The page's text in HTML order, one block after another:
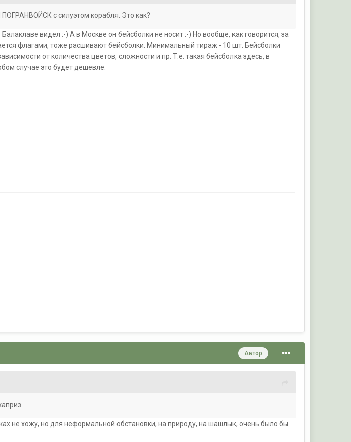
с силуэтом корабля. Это как?
видел :-) А в Москве он бейсболки не носит :-) Но вообще, как говорится, за
флагами, тоже расшивают бейсболки. Минимальный тираж - 10 шт. Бейсболки
от количества цветов, сложности и пр. Т.е. такая бейсболка здесь, в
случае это будет дешевле.
Автор
не хожу, но для неформальной обстановки, на природу, на шашлык, очень было бы